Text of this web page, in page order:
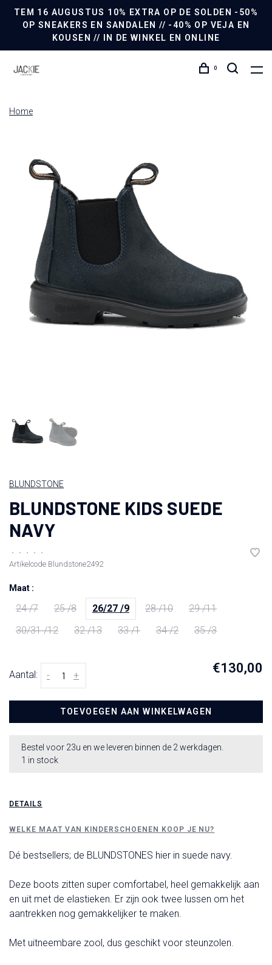
TEM 16 AUGUSTUS 10% EXTRA OP DE SOLDEN -50%
OP SNEAKERS EN SANDALEN // -40% OP VEJA EN
KOUSEN // IN DE WINKEL EN ONLINE
0
Home
BLUNDSTONE
BLUNDSTONE KIDS SUEDE
NAVY
• • • •
•
Artikelcode Blundstone2492
Maat :
24 /7 25 /8 26/27 /9 28 /10
29 /11
30/31 /12
32 /13 33 /1 34 /2 35 /3
Aantal: +
- €130,00
TOEVOEGEN AAN WINKELWAGEN
Bestel voor 23u en we leveren binnen de 2 werkdagen.
1 in stock
DETAILS
WELKE MAAT VAN KINDERSCHOENEN KOOP JE NU?
Dé bestsellers; de BLUNDSTONES hier in suede navy.
Deze boots zitten super comfortabel, heel gemakkelijk aan
en uit met de elastieken. Er zijn ook twee lussen om het
aantrekken nog gemakkelijker te maken.
Met uitneembare zool, dus geschikt voor steunzolen.